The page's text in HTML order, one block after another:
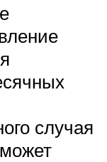
случая